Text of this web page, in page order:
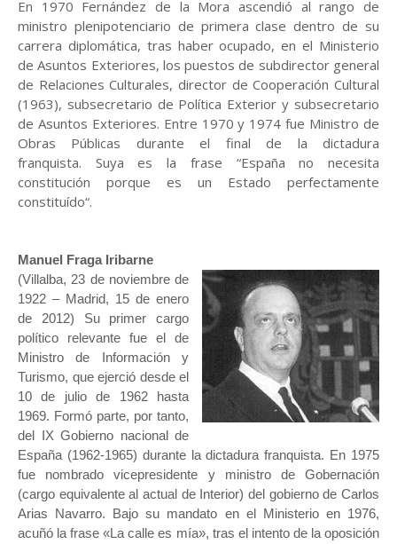
En 1970 Fernández de la Mora ascendió al rango de
ministro plenipotenciario de primera clase dentro de su
carrera diplomática, tras haber ocupado, en el Ministerio
de Asuntos Exteriores, los puestos de subdirector general
de Relaciones Culturales, director de Cooperación Cultural
(1963), subsecretario de Política Exterior y subsecretario
de Asuntos Exteriores. Entre 1970 y 1974 fue Ministro de
Obras Públicas durante el final de la dictadura
franquista. Suya es la frase “España no necesita
constitución porque es un Estado perfectamente
constituído“.
Manuel Fraga Iribarne
(Villalba, 23 de noviembre de
1922 – Madrid, 15 de enero
de 2012) Su primer cargo
político relevante fue el de
Ministro de Información y
Turismo, que ejerció desde el
10 de julio de 1962 hasta
1969. Formó parte, por tanto,
del IX Gobierno nacional de
España (1962-1965) durante la dictadura franquista. En 1975
fue nombrado vicepresidente y ministro de Gobernación
(cargo equivalente al actual de Interior) del gobierno de Carlos
Arias Navarro. Bajo su mandato en el Ministerio en 1976,
acuñó la frase «La calle es mía», tras el intento de la oposición